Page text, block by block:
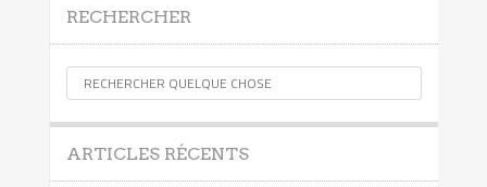
RECHERCHER
ARTICLES RÉCENTS